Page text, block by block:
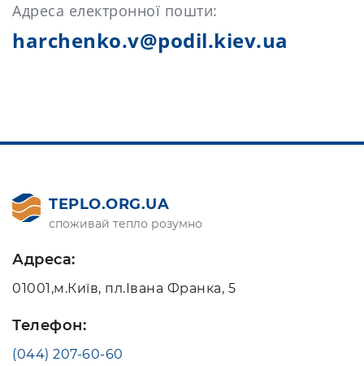
Адреса електронної пошти:
harchenko.v@podil.kiev.ua
TEPLO.ORG.UA
споживай тепло розумно
Адреса:
01001,м.Київ, пл.Івана Франка, 5
Телефон:
(044) 207-60-60